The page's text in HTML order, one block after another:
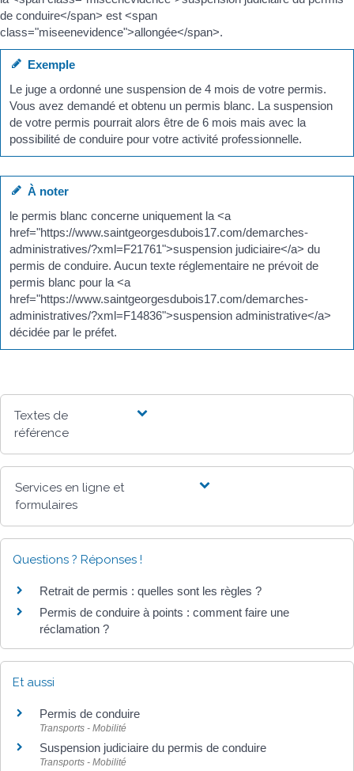
de conduire</span> est <span
class="miseenevidence">allongée</span>.
Exemple
Le juge a ordonné une suspension de 4 mois de votre permis.
Vous avez demandé et obtenu un permis blanc. La suspension
de votre permis pourrait alors être de 6 mois mais avec la
possibilité de conduire pour votre activité professionnelle.
À noter
le permis blanc concerne uniquement la <a
href="https://www.saintgeorgesdubois17.com/demarches-
administratives/?xml=F21761">suspension judiciaire</a> du
permis de conduire. Aucun texte réglementaire ne prévoit de
permis blanc pour la <a
href="https://www.saintgeorgesdubois17.com/demarches-
administratives/?xml=F14836">suspension administrative</a>
décidée par le préfet.
Textes de
référence
Services en ligne et
formulaires
Questions ? Réponses !
Retrait de permis : quelles sont les règles ?
Permis de conduire à points : comment faire une
réclamation ?
Et aussi
Permis de conduire
Transports - Mobilité
Suspension judiciaire du permis de conduire
Transports - Mobilité